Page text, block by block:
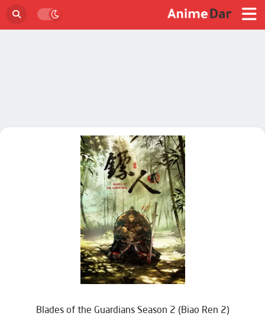
Blades of the Guardians Season 2 (Biao Ren 2)